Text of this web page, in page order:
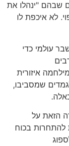
שבהם "ינהלו את
לא איכפת לו
עולמי כדי
איזורית
שמסביבו,
הזאת על
להתחרות בכוח